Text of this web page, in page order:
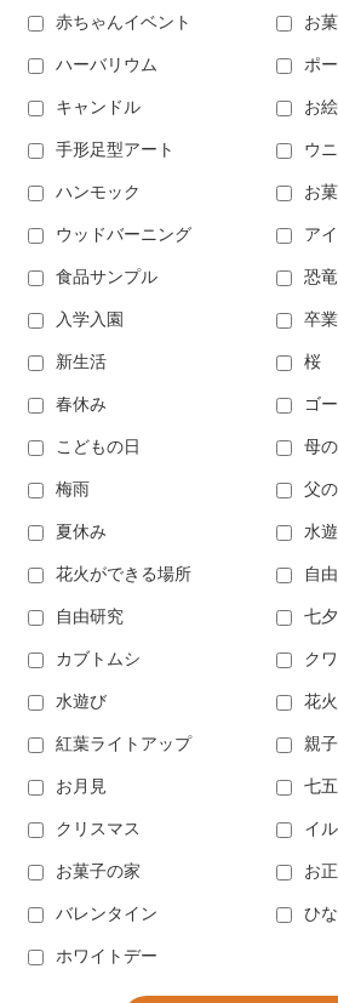
赤ちゃんイベント お
ハーバリウム ポ
キャンドル お
手形足型アート ウ
ハンモック お
ウッドバーニング ア
食品サンプル 恐竜
入学入園 卒
新生活 桜
春休み ゴ
こどもの日 母
梅雨 父
夏休み 水
花火ができる場所 自
自由研究 七夕
カブトムシ ク
水遊び 花
紅葉ライトアップ 親
お月見 七
クリスマス イ
お菓子の家 お
バレンタイン ひ
ホワイトデー